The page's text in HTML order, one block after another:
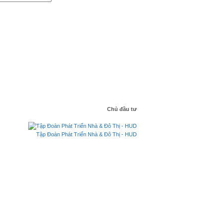
Chủ đầu tư
Tập Đoàn Phát Triển Nhà & Đô Thị - HUD